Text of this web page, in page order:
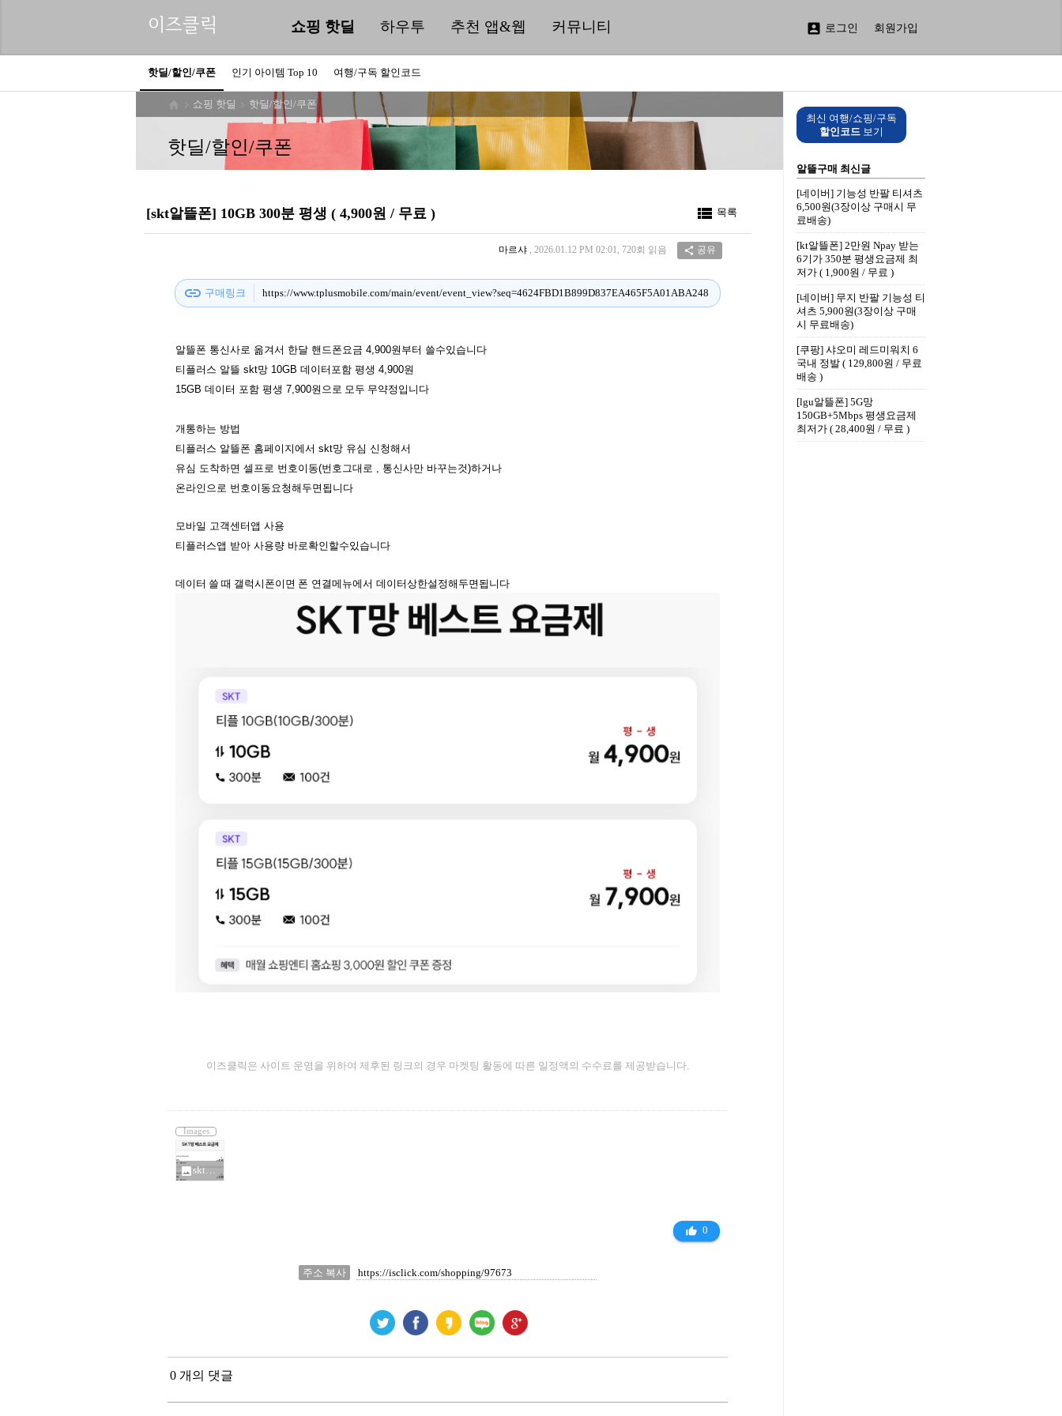
이즈클릭 쇼핑 핫딜 하우투 추천 앱&웹 커뮤니티  로그인 회원가입
핫딜/할인/쿠폰 인기 아이템 Top 10 여행/구독 할인코드
쇼핑 핫딜 핫딜/할인/쿠폰
핫딜/할인/쿠폰
[skt알뜰폰] 10GB 300분 평생 ( 4,900원 / 무료 )  목록
마르샤 , 2026.01.12 PM 02:01, 720회 읽음  공유
link 구매링크 https://www.tplusmobile.com/main/event/event_view?seq=4624FBD1B899D837EA465F5A01ABA248
알뜰폰 통신사로 옮겨서 한달 핸드폰요금 4,900원부터 쓸수있습니다
티플러스 알뜰 skt망 10GB 데이터포함 평생 4,900원
15GB 데이터 포함 평생 7,900원으로 모두 무약정입니다
개통하는 방법
티플러스 알뜰폰 홈페이지에서 skt망 유심 신청해서
유심 도착하면 셀프로 번호이동(번호그대로 , 통신사만 바꾸는것)하거나
온라인으로 번호이동요청해두면됩니다
모바일 고객센터앱 사용
티플러스앱 받아 사용량 바로확인할수있습니다
데이터 쓸 때 갤럭시폰이면 폰 연결메뉴에서 데이터상한설정해두면 됩니다
이즈클릭은 사이트 운영을 위하여 제후된 링크의 경우 마켓팅 활동에 따른 일정액의 수수료를 제공받습니다.
Images
photoskt망 4_900원_6586050.jpg
thumb_up_alt 0
주소 복사
0 개의 댓글
최신 여행/쇼핑/구독
할인코드보기
알뜰구매 최신글
[네이버] 기능성 반팔 티셔츠
6,500원(3장이상 구매시 무
료배송)
[kt알뜰폰] 2만원 Npay 받는
6기가 350분 평생요금제 최
저가 ( 1,900원 / 무료 )
[네이버] 무지 반팔 기능성 티
셔츠 5,900원(3장이상 구매
시 무료배송)
[쿠팡] 샤오미 레드미워치 6
국내 정발 ( 129,800원 / 무료
배송 )
[lgu알뜰폰] 5G망
150GB+5Mbps 평생요금제
최저가 ( 28,400원 / 무료 )